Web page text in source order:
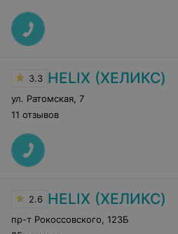
3.3 HELIX (ХЕЛИКС)
ул. Ратомская 7
11 отзывов
2.6 HELIX (ХЕЛИКС)
пр-т Рокоссовского, 123Б